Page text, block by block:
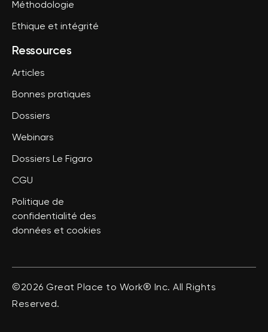
Méthodologie
Ethique et intégrité
Ressources
Articles
Bonnes pratiques
Dossiers
Webinars
Dossiers Le Figaro
CGU
Politique de
confidentialité des
données et cookies
©2026 Great Place to Work® Inc. All Rights
Reserved.